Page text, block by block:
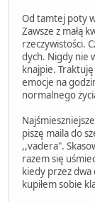
Od tamtej poty
Zawsze z małą
rzeczywistości.
dych. Nigdy nie
knajpie.
emocje na
normalnego
piszę maila do
,,vadera".
razem się
kiedy przez dwa
kupiłem sobie